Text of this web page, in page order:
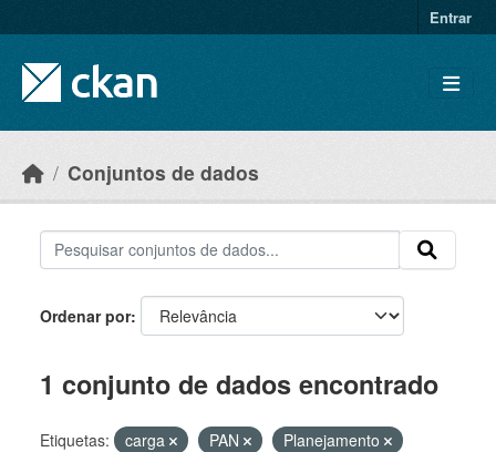
Entrar
Conjuntos de dados
Ordenar por
1 conjunto de dados encontrado
Etiquetas: carga PAN
Planejamento